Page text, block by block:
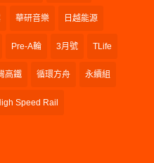
華研音樂 日越能源
Pre-A輪 3月號 TLife
高鐵 循環方舟 永續組
Speed Rail